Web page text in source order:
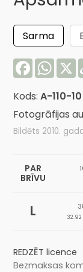
Sarma
FacebookX
Kods:A-110-10
Fotogrāfijas
Bildēts 2010.
PAR
BRĪVU
L 32.92
REDZĒT licence
Bezmaksas